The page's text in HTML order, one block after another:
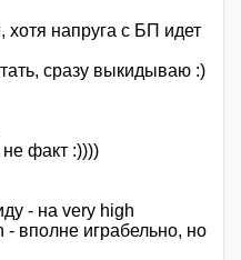
хотя напруга с БП идет
сразу выкидываю :)
факт :))))
- на very high
- вполне играбельно, но